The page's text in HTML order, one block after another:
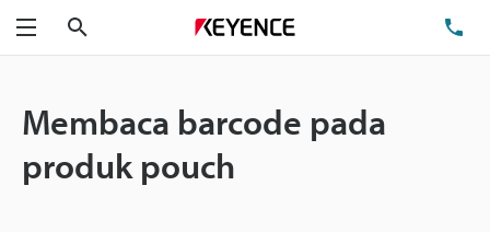
Menu
Membaca barcode pada
produk pouch